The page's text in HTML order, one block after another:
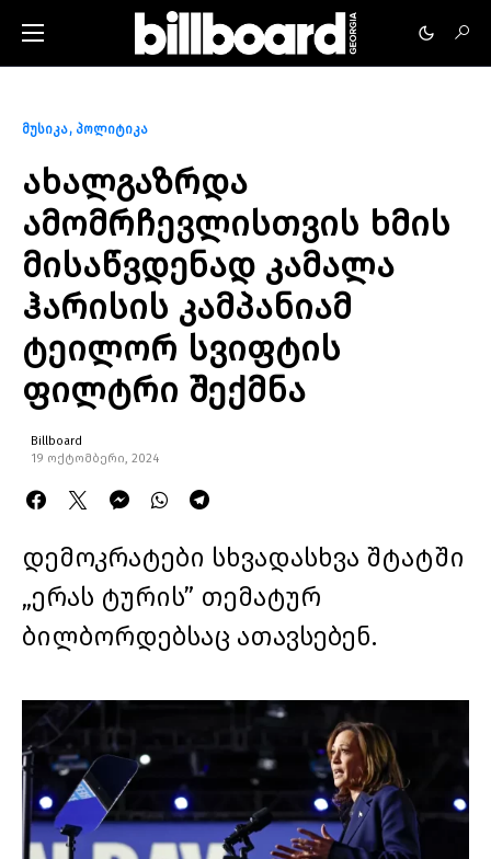
მუსიკა პოლიტიკა
ახალგაზრდა
ამომრჩევლისთვის ხმის
მისაწვდენად კამალა
ჰარისის კამპანიამ
ტეილორ სვიფტის
ფილტრი შექმნა
Billboard
19 ოქტომბერი, 2024
დემოკრატები სხვადასხვა შტატში
„ერას ტურის” თემატურ
ბილბორდებსაც ათავსებენ.